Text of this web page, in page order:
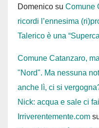
Domenico su Comune
ricordi l’ennesima
Talerico è una
Comune Catanzaro,
"Nord". Ma nessuna
anche lì, ci si
Nick: acqua e sale ci
Irriverentemente.com